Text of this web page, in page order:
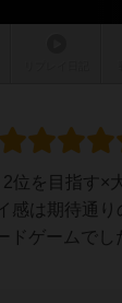
位を目指す
感は期待通
ゲームでし